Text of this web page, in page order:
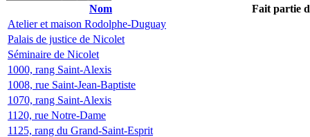
Nom
Fait partie
Atelier et maison Rodolphe-Duguay
Palais de justice de Nicolet
Séminaire de Nicolet
1000, rang Saint-Alexis
1008, rue Saint-Jean-Baptiste
1070, rang Saint-Alexis
1120, rue Notre-Dame
1125, rang du Grand-Saint-Esprit